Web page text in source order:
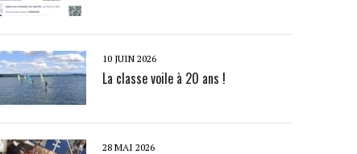
10 JUIN 2026
La classe voile à 20 ans !
28 MAI 2026